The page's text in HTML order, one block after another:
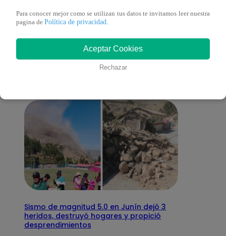
También te puede
interesar
Sismo de magnitud 5.0 en Junín dejó 3
heridos, destruyó hogares y propició
desprendimientos
Para conocer mejor como se utilizan tus datos te invitamos leer nuestra
pagina de Política de privacidad.
Aceptar Cookies
Rechazar